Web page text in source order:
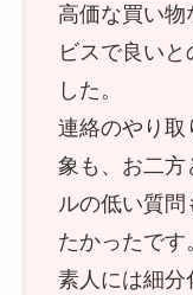
高価な買い
ビスで良い
した。
連絡のやり取
象も、お二方
ルの低い質
たかったです
素人には細分